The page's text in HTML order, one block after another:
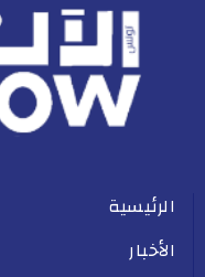
الرئيسية
الأخبار